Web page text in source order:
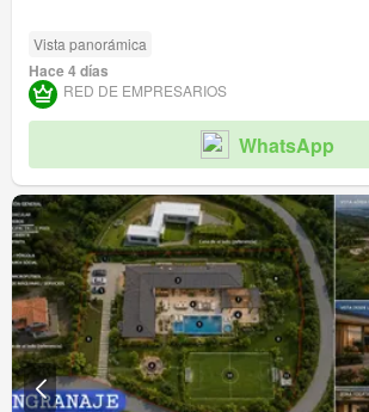
Vista panorámica
Hace 4 días
RED DE EMPRESARIOS
WhatsApp